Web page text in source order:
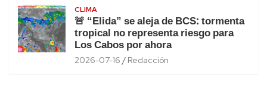
CLIMA
🚨 “Elida” se aleja de BCS: tormenta
tropical no representa riesgo para
Los Cabos por ahora
2026-07-16 Redacción